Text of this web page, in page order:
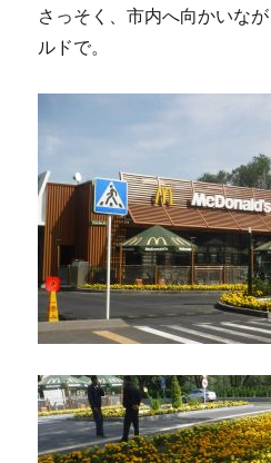
さっそく、市内へ向かいな
ルドで。